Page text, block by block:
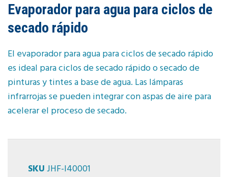
Evaporador para agua para ciclos de
secado rápido
El evaporador para agua para ciclos de secado rápido
es ideal para ciclos de secado rápido o secado de
pinturas y tintes a base de agua. Las lámparas
infrarrojas se pueden integrar con aspas de aire para
acelerar el proceso de secado.
SKUJHF-I40001